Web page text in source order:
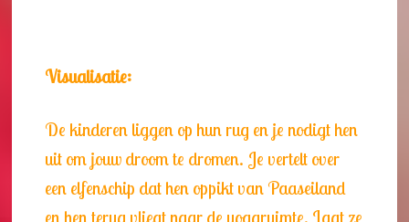
Visualisatie:
De kinderen liggen op hun rug en je nodigt hen
uit om jouw droom te dromen. Je vertelt over
een elfenschip dat hen oppikt van Paaseiland
en hen terug vliegt naar de yogaruimte. Laat ze